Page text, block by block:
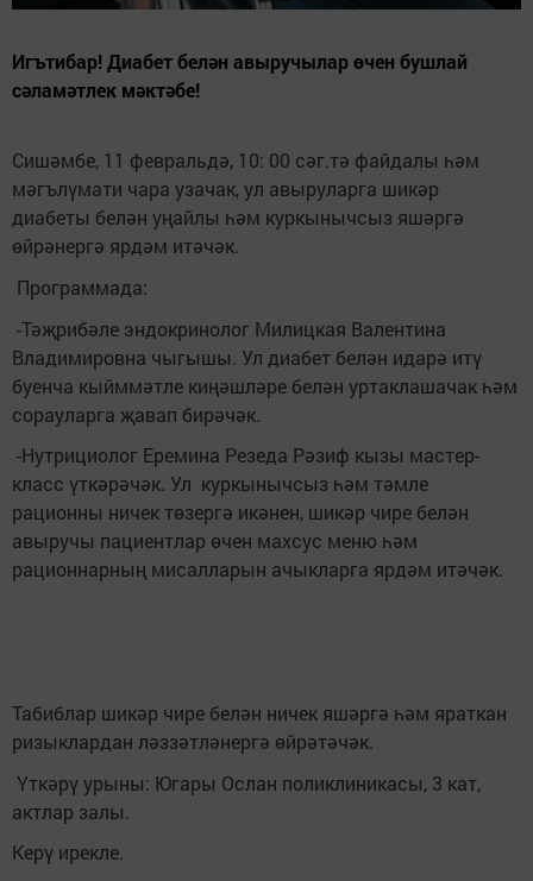
Игътибар! Диабет белән авыручылар өчен бушлай
сәламәтлек мәктәбе!
Сишәмбе, 11 февральдә, 10: 00 сәг.тә файдалы һәм
мәгълүмати чара узачак, ул авыруларга шикәр
диабеты белән уңайлы һәм куркынычсыз яшәргә
өйрәнергә ярдәм итәчәк.
Программада:
-Тәҗрибәле эндокринолог Милицкая Валентина
Владимировна чыгышы. Ул диабет белән идарә итү
буенча кыйммәтле киңәшләре белән уртаклашачак һәм
сорауларга җавап бирәчәк.
-Нутрициолог Еремина Резеда Рәзиф кызы мастер-
класс үткәрәчәк. Ул куркынычсыз һәм тәмле
рационны ничек төзергә икәнен, шикәр чире белән
авыручы пациентлар өчен махсус меню һәм
рационнарның мисалларын ачыкларга ярдәм итәчәк.
Табиблар шикәр чире белән ничек яшәргә һәм яраткан
ризыклардан ләззәтләнергә өйрәтәчәк.
Үткәрү урыны: Югары Ослан поликлиникасы, 3 кат,
актлар залы.
Керү ирекле.